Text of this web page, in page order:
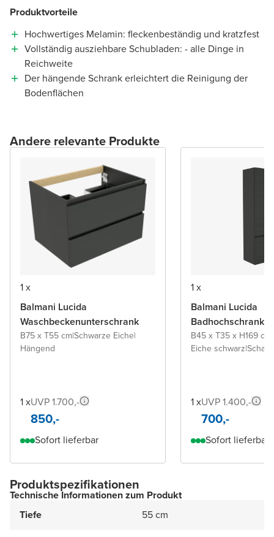
Produktvorteile
Hochwertiges Melamin: fleckenbeständig und kratzfest
Vollständig ausziehbare Schubladen: - alle Dinge in
Reichweite
Der hängende Schrank erleichtert die Reinigung der
Bodenflächen
Andere relevante Produkte
1 x
Balmani Lucida
Waschbeckenunterschrank
B75 x T55 cm|Schwarze Eiche|
Hängend
1 xUVP 1.700,-
850,-
Sofort lieferbar
1 x
Balmani Lucida
Badhochschrank
B45 x T35 x H169 cm
Eiche schwarz|
1 xUVP 1.400,-
700,-
Sofort lieferbar
Produktspezifikationen
Technische Informationen zum Produkt
Tiefe
55 cm